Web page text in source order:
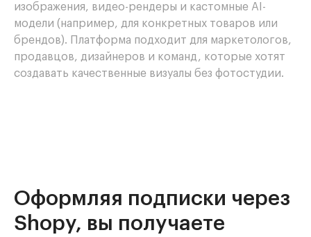
изображения, видео-рендеры и кастомные AI-
модели (например, для конкретных товаров или
брендов). Платформа подходит для маркетологов,
продавцов, дизайнеров и команд, которые хотят
создавать качественные визуалы без фотостудии.
Оформляя подписки через
Shopy, вы получаете